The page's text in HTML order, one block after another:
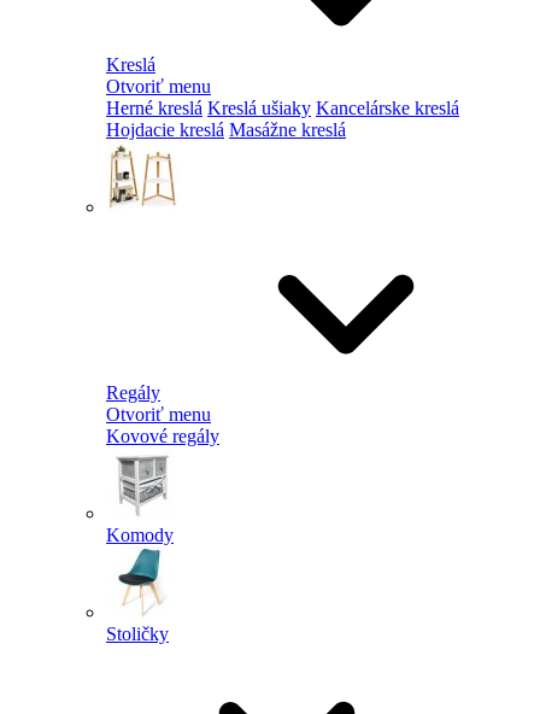
Kreslá
Otvoriť menu
Herné kreslá Kreslá ušiaky Kancelárske kreslá
Hojdacie kreslá Masážne kreslá
Regály
Otvoriť menu
Kovové regály
Komody
Stoličky